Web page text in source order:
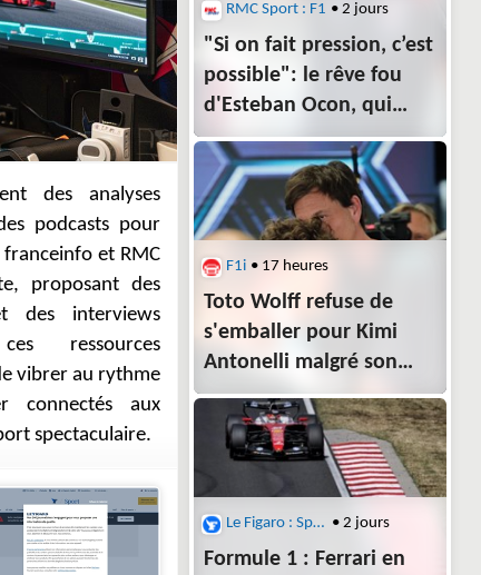
spectaculaire.
RMC Sport : F1 • 2 jours
"Si on fait pression, c’est
possible": le rêve fou
d'Esteban Ocon, qui
veut un Grand Prix de F1
dans Paris
F1i • 17 heures
Toto Wolff refuse de
s'emballer pour Kimi
Antonelli malgré son
avance au championnat
Le Figaro : Sports • 2 jours
Formule 1 : Ferrari en